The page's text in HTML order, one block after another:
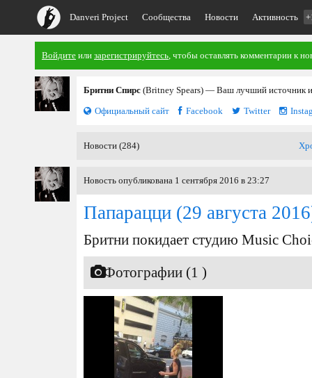
Danveri Project Сообщества Новости Активность
Войдите или зарегистрируйтесь, чтобы оставлять комментарии к
Бритни Спирс (Britney Spears) — Ваш лучший источник
Официальный сайт
Facebook Twitter
Новости (284)
Новость опубликована 1 сентября 2016 в 23:27
Папарацци (29 августа
Бритни покидает студию Music
Фотографии (1 )